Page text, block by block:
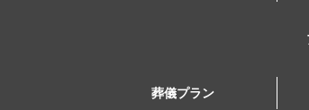
葬儀プラン